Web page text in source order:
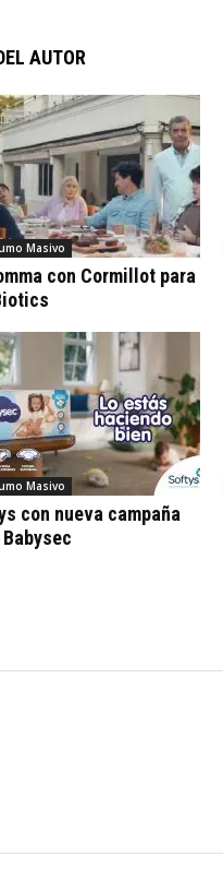
AUTOR
Masivo
con Cormillot para
Masivo
con nueva campaña